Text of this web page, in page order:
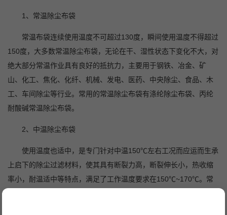
1 、常温除尘布袋
常温布袋连续使用温度不可超过130度，瞬间使用温度不得超过
150度，大多数常温除尘布袋，无论在干、湿性状态下变化不大，对
绝大部分常温作业具有良好的抵抗力，主要用于钢铁、冶金、矿
山、化工、焦化、化纤、机械、发电、医药、中央除尘、食品、木
工、车间除尘等行业。常用的常温除尘布袋有涤纶除尘布袋、丙纶
耐酸碱常温除尘布袋。
2、中温除尘布袋
使用温度也适中，是专门针对中温150℃左右工况而应运而生承
上启下的除尘过滤材料，使其具有断裂力高，断裂伸长小，热收缩
率小，耐温适中等特点，满足了工作温度要求在150℃~170℃。常